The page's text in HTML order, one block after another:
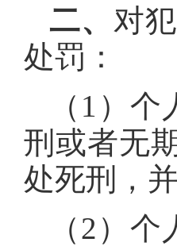
二、 对
处罚：
（1）
刑或者无
处死刑，
（2）